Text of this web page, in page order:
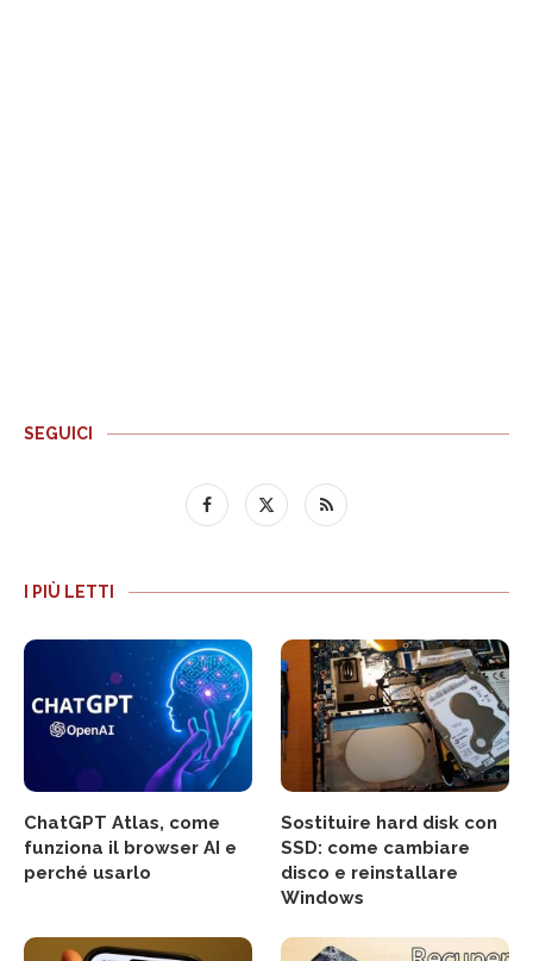
SEGUICI
I PIÙ LETTI
ChatGPT Atlas, come
funziona il browser AI e
perché usarlo
Sostituire hard disk con
SSD: come cambiare
disco e reinstallare
Windows